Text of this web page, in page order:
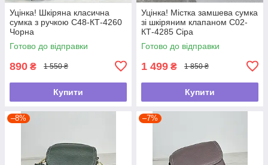
Уцінка! Шкіряна класична
сумка з ручкою С48-КТ-4260
Чорна
Готово до відправки
890 ₴ 1 550 ₴
Купити
Уцінка! Містка замшева сумка
зі шкіряним клапаном С02-
КТ-4285 Сіра
Готово до відправки
1 499 ₴ 1 850 ₴
Купити
–8% –7%